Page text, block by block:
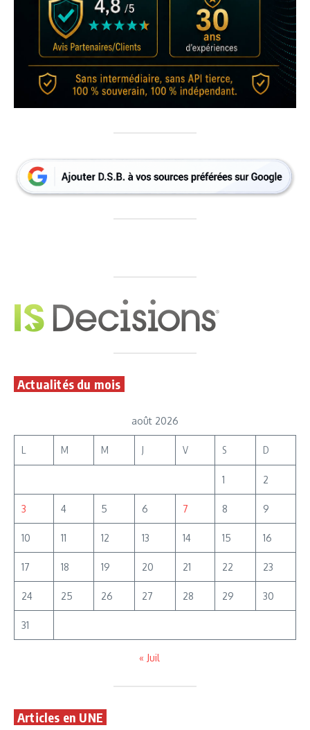
Actualités du mois
août 2026
L M M J V S D
1 2
3 4 5 6 7 8 9
10 11 12 13 14 15 16
17 18 19 20 21 22 23
24 25 26 27 28 29 30
31
« Juil
Articles en UNE